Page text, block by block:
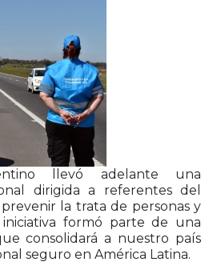
llevó adelante una
dirigida a referentes del
la trata de personas y
iniciativa formó parte de una
consolidará a nuestro país
seguro en América Latina.